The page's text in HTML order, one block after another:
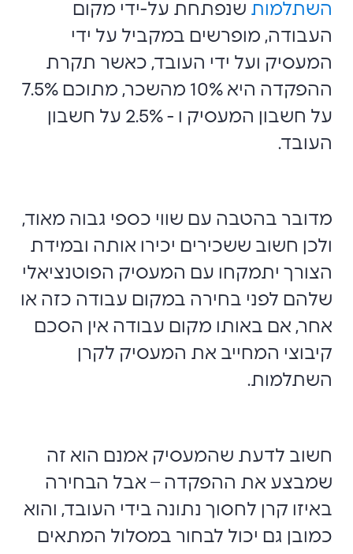
השתלמות שנפתחת על-ידי מקום
העבודה, מופרשים במקביל על ידי
המעסיק ועל ידי העובד, כאשר תקרת
ההפקדה היא 10% מהשכר, מתוכם 7.5%
על חשבון המעסיק ו - 2.5% על חשבון
העובד.
מדובר בהטבה עם שווי כספי גבוה מאוד,
ולכן חשוב ששכירים יכירו אותה ובמידת
הצורך יתמקחו עם המעסיק הפוטנציאלי
שלהם לפני בחירה במקום עבודה כזה או
אחר, אם באותו מקום עבודה אין הסכם
קיבוצי המחייב את המעסיק לקרן
השתלמות.
חשוב לדעת שהמעסיק אמנם הוא זה
שמבצע את ההפקדה – אבל הבחירה
באיזו קרן לחסוך נתונה בידי העובד, והוא
כמובן גם יכול לבחור במסלול המתאים